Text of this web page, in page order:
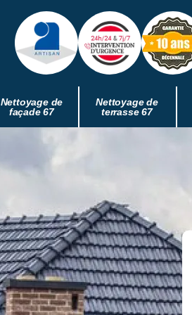
Nettoyage de
façade 67
Nettoyage de
terrasse 67